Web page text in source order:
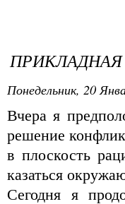
Понедельник, 20
Вчера я
решение
в плоскость
казаться
Сегодня я